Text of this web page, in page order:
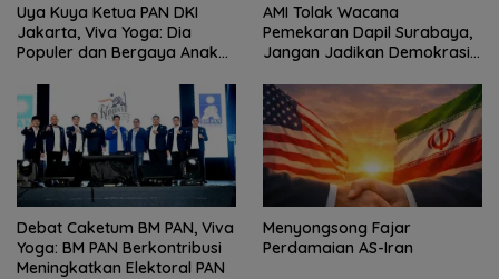
Uya Kuya Ketua PAN DKI
Jakarta, Viva Yoga: Dia
Populer dan Bergaya Anak
AMI Tolak Wacana
Pemekaran Dapil Surabaya,
Jangan Jadikan Demokrasi
Politik
Debat Caketum BM PAN, Viva
Yoga: BM PAN Berkontribusi
Meningkatkan Elektoral PAN
Menyongsong Fajar
Perdamaian AS-Iran